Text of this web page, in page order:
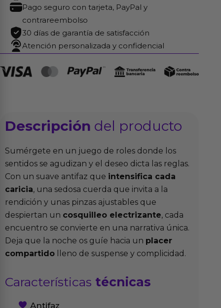
Pago seguro con tarjeta, PayPal y
contrareembolso
30 días de garantía de satisfacción
Atención personalizada y confidencial
Descripción del producto
Sumérgete en un juego de roles donde los
sentidos se agudizan y el deseo dicta las reglas.
Con un suave antifaz que intensifica cada
caricia, una sedosa cuerda que invita a la
rendición y unas pinzas ajustables que
despiertan un cosquilleo electrizante, cada
encuentro se convierte en una narrativa única.
Deja que la noche os guíe hacia un placer
compartido lleno de suspense y complicidad.
Características técnicas
Antifaz